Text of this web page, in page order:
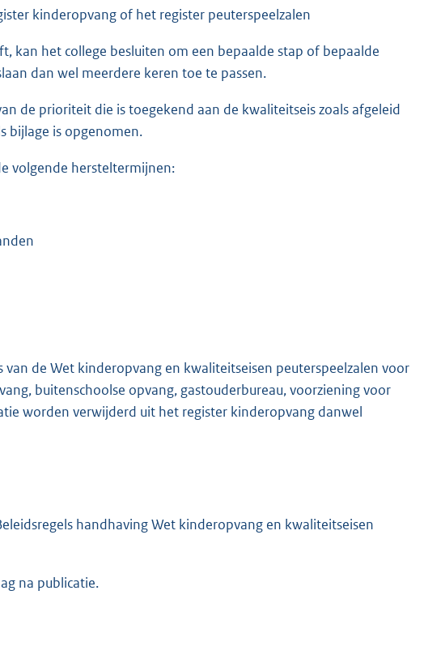
kinderopvang of het register peuterspeelzalen
kan het college besluiten om een bepaalde stap of bepaalde
dan wel meerdere keren toe te passen.
de prioriteit die is toegekend aan de kwaliteitseis zoals afgeleid
bijlage is opgenomen.
volgende hersteltermijnen:
de Wet kinderopvang en kwaliteitseisen peuterspeelzalen voor
buitenschoolse opvang, gastouderbureau, voorziening voor
worden verwijderd uit het register kinderopvang danwel
handhaving Wet kinderopvang en kwaliteitseisen
na publicatie.